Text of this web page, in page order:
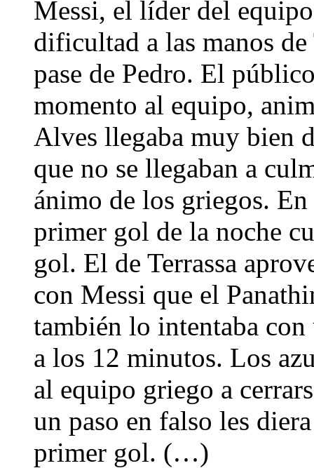
Messi, el líder del
dificultad a las manos
pase de Pedro. El
momento al equipo,
Alves llegaba muy bien
que no se llegaban a
ánimo de los griegos.
primer gol de la noche
gol. El de Terrassa
con Messi que el
también lo intentaba con
a los 12 minutos. Los
al equipo griego a
un paso en falso les
primer gol. (…)